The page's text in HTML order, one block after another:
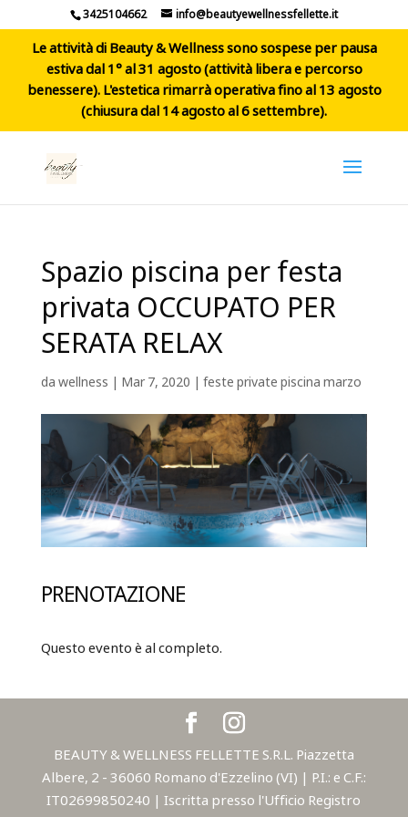
3425104662 info@beautyewellnessfellette.it
Le attività di Beauty & Wellness sono sospese per pausa
estiva dal 1° al 31 agosto (attività libera e percorso
benessere). L'estetica rimarrà operativa fino al 13 agosto
(chiusura dal 14 agosto al 6 settembre).
Spazio piscina per festa
privata OCCUPATO PER
SERATA RELAX
dawellness | Mar 7, 2020 | feste private piscina marzo
PRENOTAZIONE
Questo evento è al completo.
BEAUTY & WELLNESS FELLETTE S.R.L. Piazzetta
Albere, 2 - 36060 Romano d'Ezzelino (VI) | P.I.: e C.F.:
IT02699850240 | Iscritta presso l'Ufficio Registro